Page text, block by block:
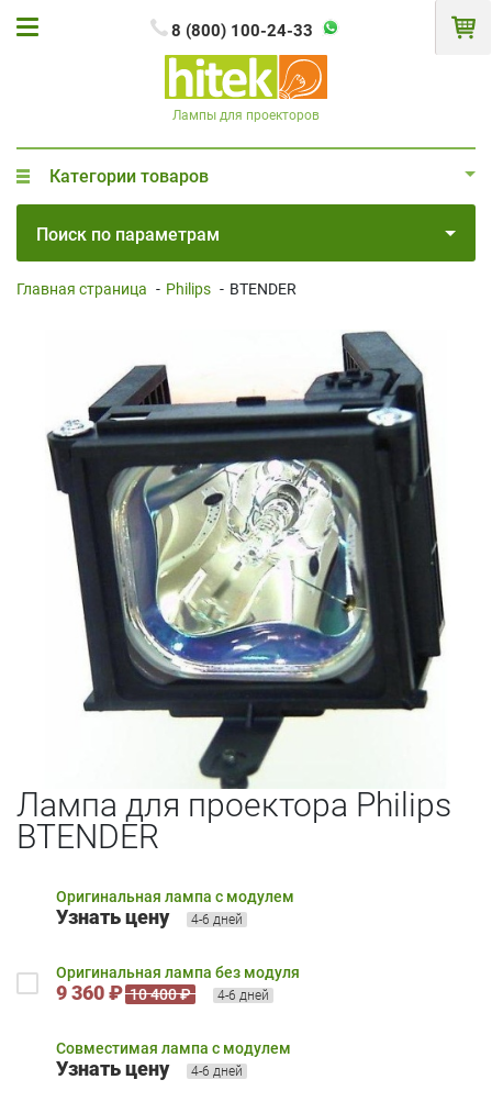
8 (800) 100-24-33
Лампы для проекторов
Категории товаров
Поиск по параметрам
Главная страница - Philips - BTENDER
Лампа для проектора Philips
BTENDER
Оригинальная лампа с модулем
Узнать цену 4-6 дней
Оригинальная лампа без модуля
9 360 ₽ 10 400 ₽ 4-6 дней
Совместимая лампа с модулем
Узнать цену 4-6 дней